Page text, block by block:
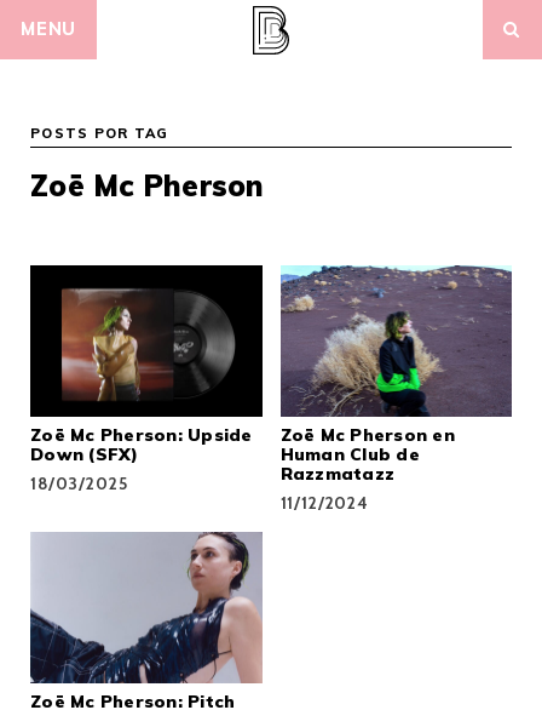
MENU
POSTS POR TAG
Zoë Mc Pherson
Zoë Mc Pherson: Upside
Down (SFX)
18/03/2025
Zoë Mc Pherson en
Human Club de
Razzmatazz
11/12/2024
Zoë Mc Pherson: Pitch